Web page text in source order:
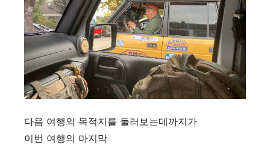
다음 여행의 목적지를 둘러보는데까지가
이번 여행의 마지막